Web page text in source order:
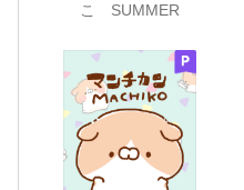
こ SUMMER